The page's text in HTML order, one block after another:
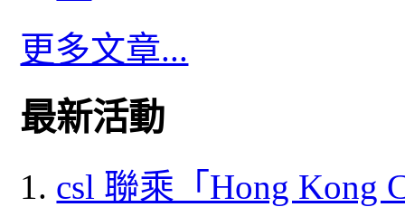
更多文章...
最新活動
csl 聯乘「Hong Kong